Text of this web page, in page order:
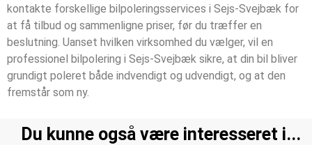
kontakte forskellige bilpoleringsservices i Sejs-Svejbæk for
at få tilbud og sammenligne priser, før du træffer en
beslutning. Uanset hvilken virksomhed du vælger, vil en
professionel bilpolering i Sejs-Svejbæk sikre, at din bil bliver
grundigt poleret både indvendigt og udvendigt, og at den
fremstår som ny.
Du kunne også være interesseret i...